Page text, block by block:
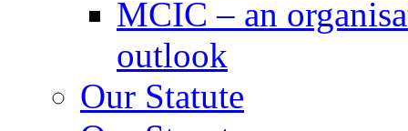
MCIC – an
outlook
Our Statute